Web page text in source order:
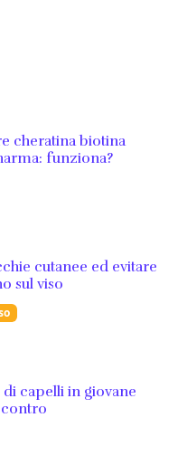
cheratina biotina
funziona?
cutanee ed evitare
sul viso
capelli in giovane